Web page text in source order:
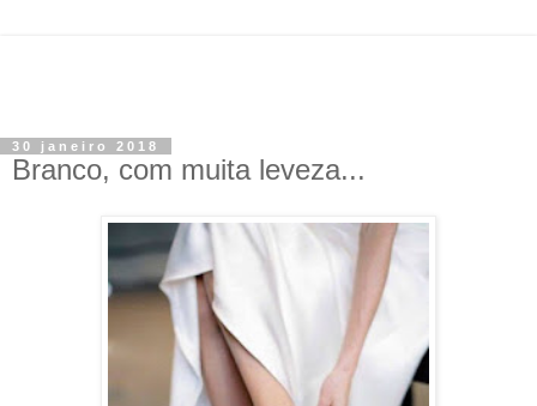
30 janeiro 2018
Branco, com muita leveza...